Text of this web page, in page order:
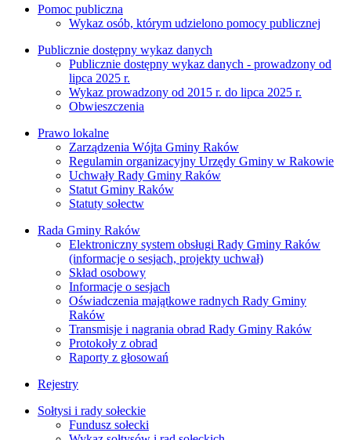
Pomoc publiczna
Wykaz osób, którym udzielono pomocy publicznej
Publicznie dostępny wykaz danych
Publicznie dostępny wykaz danych - prowadzony od
lipca 2025 r.
Wykaz prowadzony od 2015 r. do lipca 2025 r.
Obwieszczenia
Prawo lokalne
Zarządzenia Wójta Gminy Raków
Regulamin organizacyjny Urzędy Gminy w Rakowie
Uchwały Rady Gminy Raków
Statut Gminy Raków
Statuty sołectw
Rada Gminy Raków
Elektroniczny system obsługi Rady Gminy Raków
(informacje o sesjach, projekty uchwał)
Skład osobowy
Informacje o sesjach
Oświadczenia majątkowe radnych Rady Gminy
Raków
Transmisje i nagrania obrad Rady Gminy Raków
Protokoły z obrad
Raporty z głosowań
Rejestry
Sołtysi i rady sołeckie
Fundusz sołecki